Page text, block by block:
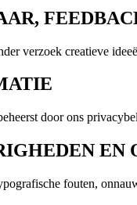
verzoek creatieve
door ons
EN
fouten,